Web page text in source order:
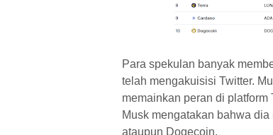
Para spekulan banyak
telah mengakuisisi Twitter.
memainkan peran di
Musk mengatakan bahwa
ataupun Dogecoin.